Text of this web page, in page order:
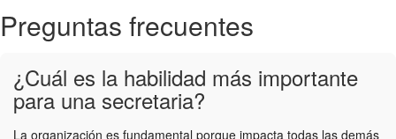
Preguntas frecuentes
¿Cuál es la habilidad más importante
para una secretaria?
La organización es fundamental porque impacta todas las demás